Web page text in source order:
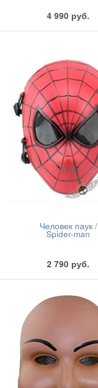
4 990 руб.
Человек паук /
Spider-man
2 790 руб.